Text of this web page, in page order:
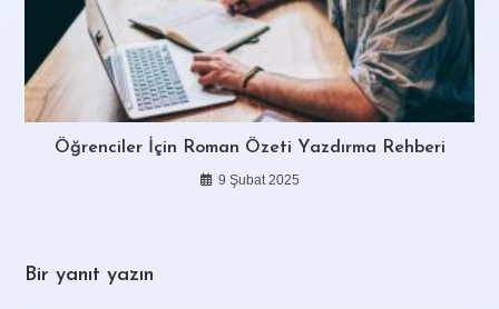
Öğrenciler İçin Roman Özeti Yazdırma Rehberi
9 Şubat 2025
Bir yanıt yazın